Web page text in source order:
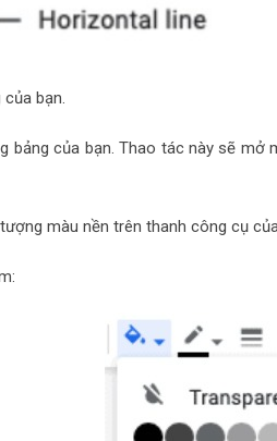
bạn.
bảng của bạn. Thao tác này sẽ
màu nền trên thanh công cụ